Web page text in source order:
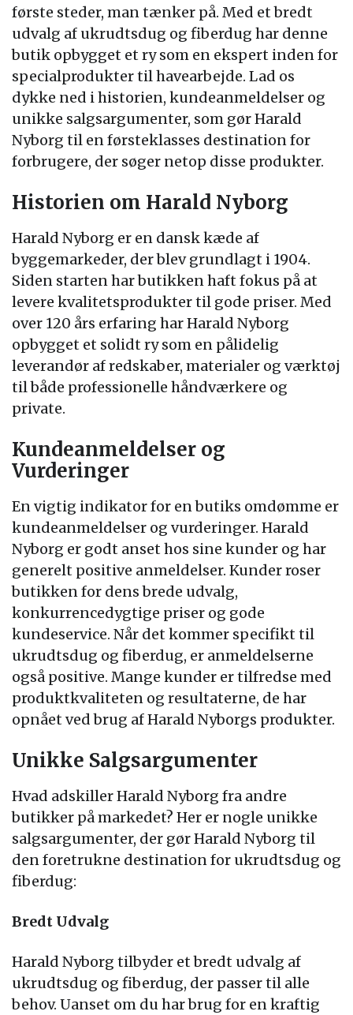
første steder, man tænker på. Med et bredt
udvalg af ukrudtsdug og fiberdug har denne
butik opbygget et ry som en ekspert inden for
specialprodukter til havearbejde. Lad os
dykke ned i historien, kundeanmeldelser og
unikke salgsargumenter, som gør Harald
Nyborg til en førsteklasses destination for
forbrugere, der søger netop disse produkter.
Historien om Harald Nyborg
Harald Nyborg er en dansk kæde af
byggemarkeder, der blev grundlagt i 1904.
Siden starten har butikken haft fokus på at
levere kvalitetsprodukter til gode priser. Med
over 120 års erfaring har Harald Nyborg
opbygget et solidt ry som en pålidelig
leverandør af redskaber, materialer og værktøj
til både professionelle håndværkere og
private.
Kundeanmeldelser og
Vurderinger
En vigtig indikator for en butiks omdømme er
kundeanmeldelser og vurderinger. Harald
Nyborg er godt anset hos sine kunder og har
generelt positive anmeldelser. Kunder roser
butikken for dens brede udvalg,
konkurrencedygtige priser og gode
kundeservice. Når det kommer specifikt til
ukrudtsdug og fiberdug, er anmeldelserne
også positive. Mange kunder er tilfredse med
produktkvaliteten og resultaterne, de har
opnået ved brug af Harald Nyborgs produkter.
Unikke Salgsargumenter
Hvad adskiller Harald Nyborg fra andre
butikker på markedet? Her er nogle unikke
salgsargumenter, der gør Harald Nyborg til
den foretrukne destination for ukrudtsdug og
fiberdug:
Bredt Udvalg
Harald Nyborg tilbyder et bredt udvalg af
ukrudtsdug og fiberdug, der passer til alle
behov. Uanset om du har brug for en kraftig